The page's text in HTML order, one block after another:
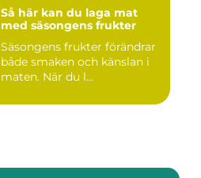
Så här kan du laga mat
med säsongens frukter
Säsongens frukter förändrar
både smaken och känslan i
maten. När du l...